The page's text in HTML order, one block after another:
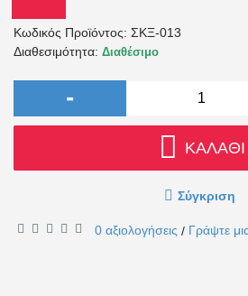
Κωδικός Προϊόντος: ΣΚΞ-013
Διαθεσιμότητα: Διαθέσιμο
-
ΚΑΛΆΘΙ
Σύγκριση
0 αξιολογήσεις / Γράψτε